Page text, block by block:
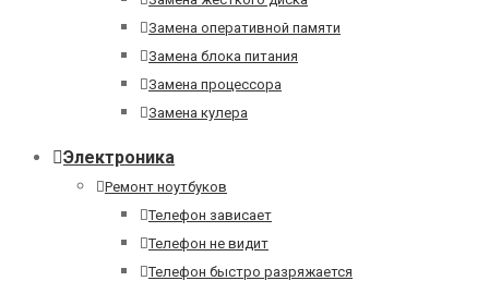
Замена оперативной памяти
Замена блока питания
Замена процессора
Замена кулера
Электроника
Ремонт ноутбуков
Телефон зависает
Телефон не видит
Телефон быстро разряжается